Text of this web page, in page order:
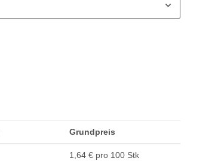
Grundpreis
1,64 € pro 100 Stk